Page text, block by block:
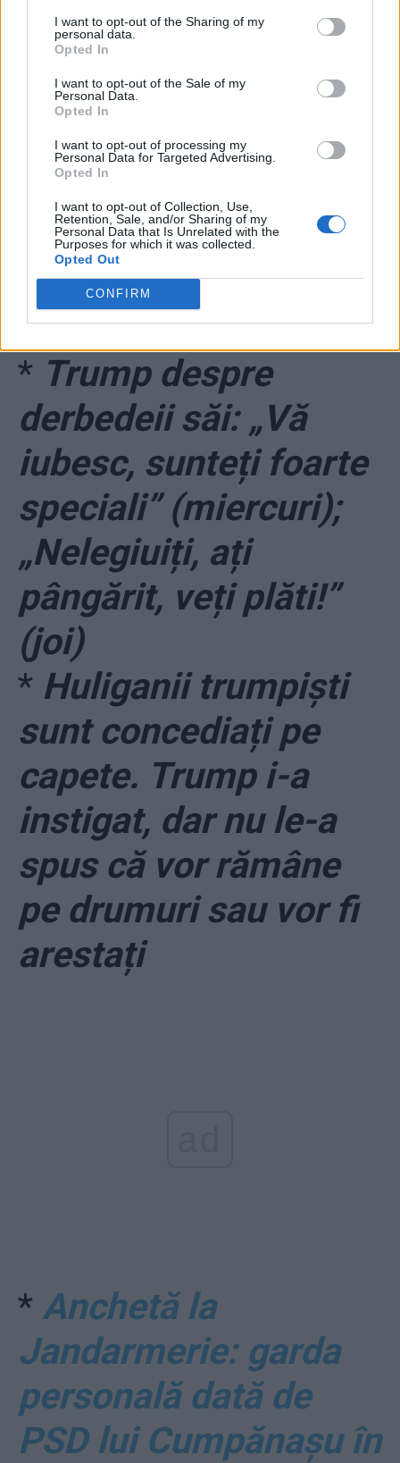
I want to opt-out of the Sharing of my
personal data.
Opted In
I want to opt-out of the Sale of my
Personal Data.
Opted In
I want to opt-out of processing my
Personal Data for Targeted Advertising.
Opted In
I want to opt-out of Collection, Use,
Retention, Sale, and/or Sharing of my
Personal Data that Is Unrelated with the
Purposes for which it was collected.
Opted Out
CONFIRM
„Trădare! Trump ne-
a înfipt un cuțit în
spate!” Cei mai
fanatici susținători se
întorc cu furie
împotriva sa, după
discursul „de
capitulare” de joi
* Trump despre
derbedeii săi: „Vă
iubesc, sunteți foarte
speciali” (miercuri);
„Nelegiuiți, ați
pângărit, veți plăti!”
(joi)
* Huliganii trumpiști
sunt concediați pe
capete. Trump i-a
instigat, dar nu le-a
spus că vor rămâne
pe drumuri sau vor fi
arestați
* Anchetă la
Jandarmerie: garda
personală dată de
PSD lui Cumpănașu în